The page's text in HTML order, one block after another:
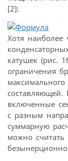
[2]:
Хотя наиболее
катушек (рис.
ограничения
составляющей.
включенные
с разным
суммарную
можно считать